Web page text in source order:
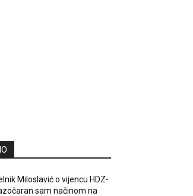
Miloslavić o vijencu HDZ-
sam načinom na